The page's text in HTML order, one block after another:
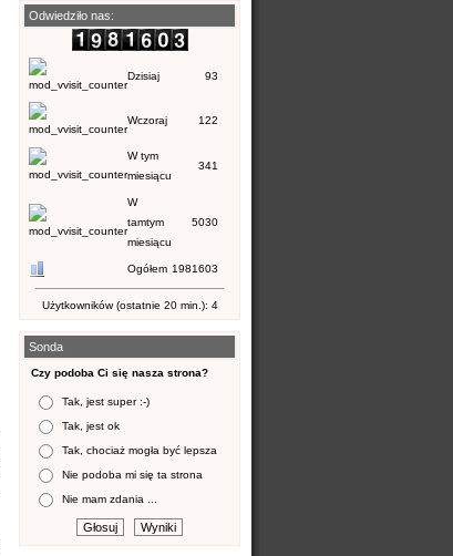
Odwiedziło nas:
Dzisiaj 93
Wczoraj 122
W tym
miesiącu
341
W
tamtym
miesiącu
5030
Ogółem 1981603
Użytkowników (ostatnie 20 min.): 4
Sonda
Czy podoba Ci się nasza strona?
Tak, jest super :-)
Tak, jest ok
Tak, chociaż mogła być lepsza
Nie podoba mi się ta strona
Nie mam zdania ...